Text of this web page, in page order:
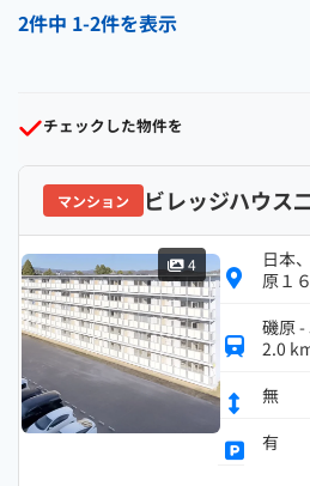
2件中 1-2件を表示
チェックした物件を
マンション ビレッジハウス
4
日本
原１
磯原
2.0
無
有